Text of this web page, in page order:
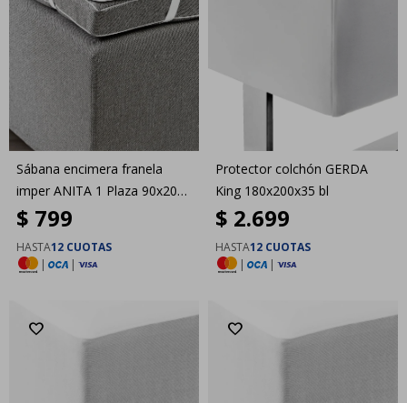
Sábana encimera franela
imper ANITA 1 Plaza 90x200
bl
$ 799
HASTA12 CUOTAS
|
|
Protector colchón GERDA
King 180x200x35 bl
$ 2.699
HASTA12 CUOTAS
|
|